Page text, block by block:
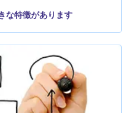
な特徴があります